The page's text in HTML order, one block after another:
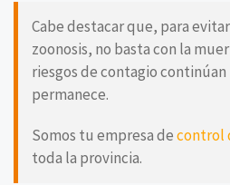
Cabe destacar que, para
zoonosis, no basta con la
riesgos de contagio
permanece.
Somos tu empresa decontrol
toda la provincia.